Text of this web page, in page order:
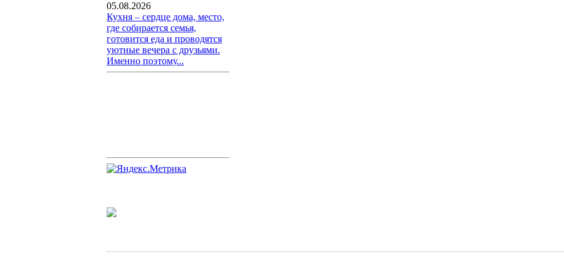
05.08.2026
Кухня – сердце дома, место,
где собирается семья,
готовится еда и проводятся
уютные вечера с друзьями.
Именно поэтому...